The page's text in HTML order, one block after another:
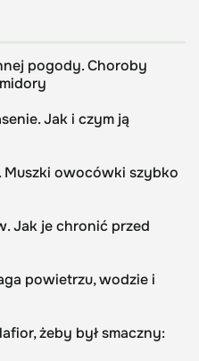
pogody. Choroby
Jak i czym ją
owocówki szybko
Jak je chronić przed
powietrzu, wodzie i
żeby był smaczny: